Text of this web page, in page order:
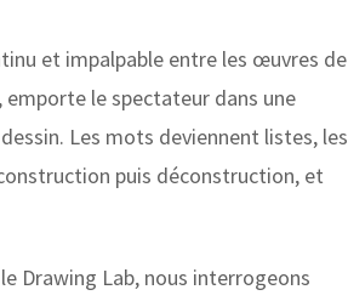
et impalpable entre les œuvres de
le spectateur dans une
Les mots deviennent listes, les
puis déconstruction, et
Drawing Lab, nous interrogeons